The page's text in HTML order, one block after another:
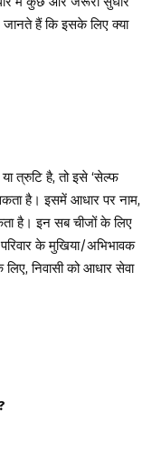
हैं कि इसके लिए क्या
त्रुटि है, तो इसे ‘सेल्फ
है। इसमें आधार पर नाम,
है। इन सब चीजों के लिए
के मुखिया/अभिभावक
निवासी को आधार सेवा